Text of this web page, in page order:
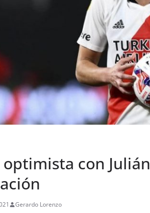
optimista con
Gerardo Lorenzo